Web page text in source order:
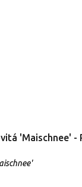
'Maischnee' -